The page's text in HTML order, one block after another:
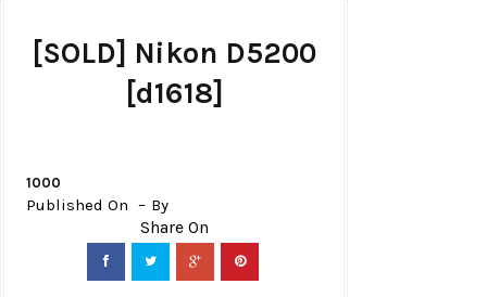
[SOLD] Nikon D5200
[d1618]
1000
Published On By